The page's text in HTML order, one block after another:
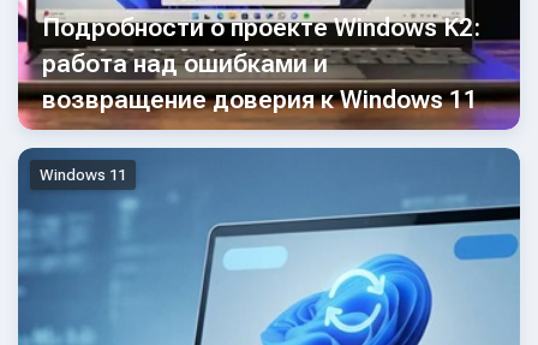
Подробности о проекте Windows K2:
работа над ошибками и
возвращение доверия к Windows 11
Windows 11